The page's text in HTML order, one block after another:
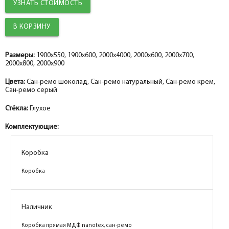
УЗНАТЬ СТОИМОСТЬ
Размеры: 1900x550, 1900x600, 2000x4000, 2000x600, 2000x700,
2000x800, 2000x900
Цвета: Сан-ремо шоколад, Сан-ремо натуральный, Сан-ремо крем,
Сан-ремо серый
Стёкла: Глухое
Комплектующие:
Коробка
Коробка
Наличник
Коробка прямая МДФ nanotex, сан-ремо
Коробка
Коробка
Наличник
Коробка прямая МДФ nanotex, сан-ремо
Коробка
Коробка
Наличник
Коробка прямая МДФ nanotex, сан-ремо
Коробка
Коробка
Наличник
Коробка прямая МДФ nanotex, сан-ремо